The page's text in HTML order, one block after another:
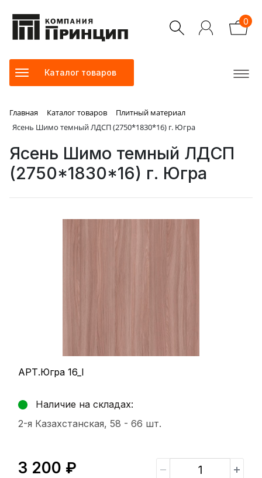
0
Каталог товаров
Главная Каталог товаров
Плитный материал
Ясень Шимо темный ЛДСП (2750*1830*16) г. Югра
Ясень Шимо темный ЛДСП
(2750*1830*16) г. Югра
АРТ.Югра 16_I
Наличие на складах:
2-я Казахстанская, 58 - 66 шт.
3 200 ₽